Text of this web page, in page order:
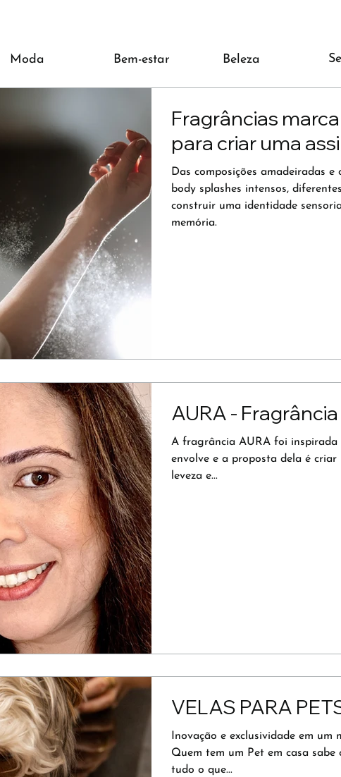
Moda Bem-estar Beleza
Fragrâncias
para criar uma
Das composições amadeiradas
body splashes intensos,
construir uma identidade
memória.
AURA -
A fragrância AURA foi inspirada
envolve e a proposta dela é
leveza e...
VELAS PARA
Inovação e exclusividade em um
Quem tem um Pet em casa sabe
tudo o que...